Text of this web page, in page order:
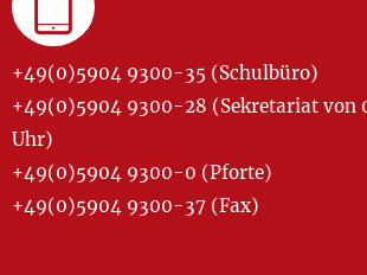
+49(0)5904 9300-35 (Schulbüro)
+49(0)5904 9300-28 (Sekretariat von
Uhr)
+49(0)5904 9300-0 (Pforte)
+49(0)5904 9300-37 (Fax)